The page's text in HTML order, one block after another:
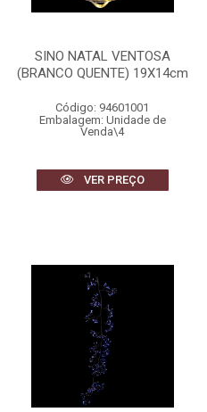
SINO NATAL VENTOSA
(BRANCO QUENTE) 19X14cm
Código: 94601001
Embalagem: Unidade de
Venda\4
VER PREÇO